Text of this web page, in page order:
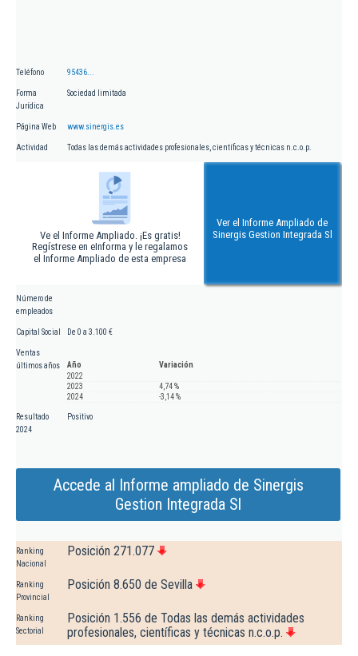
Teléfono 95436...
Forma
Jurídica
Sociedad limitada
Página Web www.sinergis.es
Actividad Todas las demás actividades profesionales, científicas y técnicas n.c.o.p.
Ve el Informe Ampliado. ¡Es gratis!
Regístrese en eInforma y le regalamos
el Informe Ampliado de esta empresa
Ver el Informe Ampliado de
Sinergis Gestion Integrada Sl
Número de
empleados
Capital Social De 0 a 3.100 €
Ventas
últimos años
Año
Variación
2022
2023
4,74 %
2024
-3,14 %
Resultado
2024
Positivo
Accede al Informe ampliado de Sinergis
Gestion Integrada Sl
Ranking
Nacional
Posición 271.077
Ranking
Provincial
Posición 8.650 de Sevilla
Ranking
Sectorial
Posición 1.556 de Todas las demás actividades
profesionales, científicas y técnicas n.c.o.p.